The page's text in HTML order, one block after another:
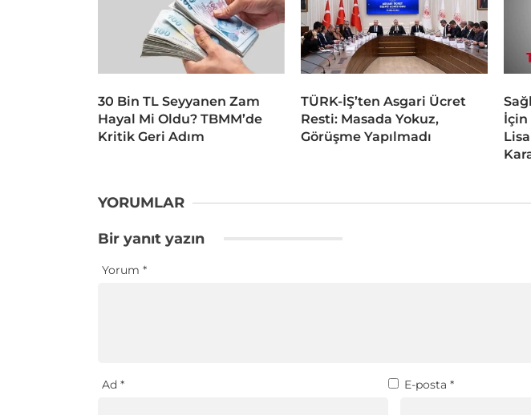
30 Bin TL Seyyanen Zam
Hayal Mi Oldu? TBMM’de
Kritik Geri Adım
TÜRK-İŞ’ten Asgari Ücret
Resti: Masada Yokuz,
Görüşme Yapılmadı
İçin
YORUMLAR
Bir yanıt yazın
Yorum *
Ad * E-posta *